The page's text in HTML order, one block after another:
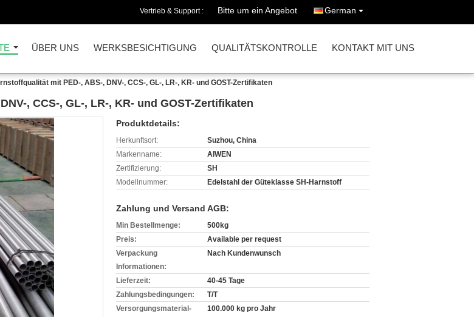
Vertrieb & Support : Bitte um ein Angebot German
ÜBER UNS WERKSBESICHTIGUNG QUALITÄTSKONTROLLE KONTAKT MIT UNS
mit PED-, ABS-, DNV-, CCS-, GL-, LR-, KR- und GOST-Zertifikaten
, CCS-, GL-, LR-, KR- und GOST-Zertifikaten
Produktdetails:
Herkunftsort:
Suzhou, China
Markenname:
AIWEN
Zertifizierung:
SH
Modellnummer:
Edelstahl der Güteklasse SH-Harnstoff
Zahlung und Versand AGB:
Min Bestellmenge:
500kg
Preis:
Available per request
Verpackung
Informationen:
Nach Kundenwunsch
Lieferzeit:
40-45 Tage
Zahlungsbedingungen:
T/T
Versorgungsmaterial-
100.000 kg pro Jahr